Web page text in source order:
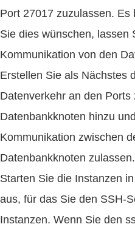
Port 27017 zuzulassen.
Sie dies wünschen, lassen
Kommunikation von den
Erstellen Sie als Nächstes
Datenverkehr an den
Datenbankknoten hinzu
Kommunikation zwischen
Datenbankknoten zulassen.
Starten Sie die Instanzen
aus, für das Sie den SSH-
Instanzen. Wenn Sie den